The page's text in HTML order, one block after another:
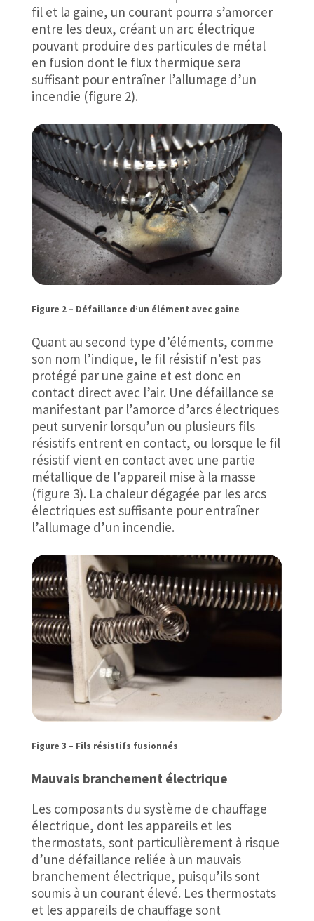
fil et la gaine, un courant pourra s’amorcer
entre les deux, créant un arc électrique
pouvant produire des particules de métal
en fusion dont le flux thermique sera
suffisant pour entraîner l’allumage d’un
incendie (figure 2).
Figure 2 – Défaillance d’un élément avec gaine
Quant au second type d’éléments, comme
son nom l’indique, le fil résistif n’est pas
protégé par une gaine et est donc en
contact direct avec l’air. Une défaillance se
manifestant par l’amorce d’arcs électriques
peut survenir lorsqu’un ou plusieurs fils
résistifs entrent en contact, ou lorsque le fil
résistif vient en contact avec une partie
métallique de l’appareil mise à la masse
(figure 3). La chaleur dégagée par les arcs
électriques est suffisante pour entraîner
l’allumage d’un incendie.
Figure 3 – Fils résistifs fusionnés
Mauvais branchement électrique
Les composants du système de chauffage
électrique, dont les appareils et les
thermostats, sont particulièrement à risque
d’une défaillance reliée à un mauvais
branchement électrique, puisqu’ils sont
soumis à un courant élevé. Les thermostats
et les appareils de chauffage sont